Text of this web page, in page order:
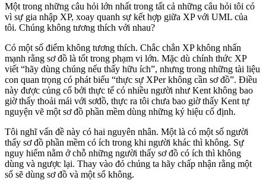
Một trong những câu hỏi lớn nhất trong tất cả những câu hỏi tôi có
vì sự gia nhập XP, xoay quanh sự kết hợp giữa XP với UML của
tôi. Chúng không tương thích với nhau?
Có một số điểm không tương thích. Chắc chắn XP không nhấn
mạnh rằng sơ đồ là tốt trong phạm vi lớn. Mặc dù chính thức XP
viết “hãy dùng chúng nếu thấy hữu ích”, nhưng trong những tài liệu
con quan trọng có phát biểu “thực sự XPer không cần sơ đồ”. Điều
này được củng cố bởi thực tế có nhiều người như Kent không bao
giờ thấy thoải mái với sơđồ, thực ra tôi chưa bao giờ thấy Kent tự
nguyện vẽ một sơ đồ phần mềm dùng những ký hiệu cố định.
Tôi nghĩ vấn đề này có hai nguyên nhân. Một là có một số người
thấy sơ đồ phần mềm có ích trong khi người khác thì không. Sự
nguy hiểm nằm ở chỗ những người thấy sơ đồ có ích thì không
dùng và ngược lại. Thay vào đó chúng ta hãy chấp nhận rằng một
số sẽ dùng sơ đồ và một số không.